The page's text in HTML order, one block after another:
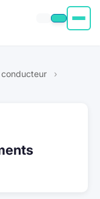
conducteur
›